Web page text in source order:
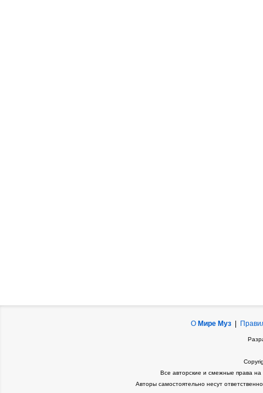
О Мире Муз|
Все авторские и смежные права
Авторы самостоятельно несут